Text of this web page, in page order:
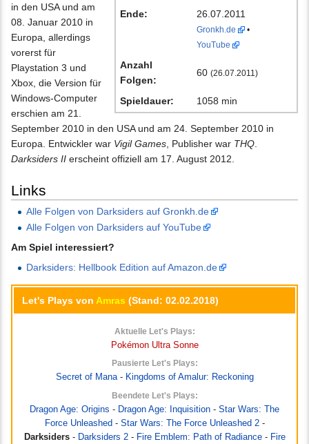
Ende: 26.07.2011
Gronkh.de
•
YouTube
Anzahl
Folgen:
60 (26.07.2011)
Spieldauer: 1058 min
in den USA und am
08. Januar 2010 in
Europa, allerdings
vorerst für
Playstation 3 und
Xbox, die Version für
Windows-Computer
erschien am 21.
September 2010 in den USA und am 24. September 2010 in
Europa. Entwickler war Vigil Games , Publisher war THQ
Darksiders II erscheint offiziell am 17. August 2012.
Links
Alle Folgen von Darksiders auf Gronkh.de
Alle Folgen von Darksiders auf YouTube
Am Spiel interessiert?
Darksiders: Hellbook Edition auf Amazon.de
Let's Plays von Amras (Stand: 02.02.2018)
Aktuelle Let's Plays:
Pokémon Ultra Sonne
Pausierte Let's Plays:
Secret of Mana- Kingdoms of Amalur: Reckoning
Beendete Let's Plays:
Dragon Age: Origins - Dragon Age: Inquisition - Star Wars: The
Force Unleashed - Star Wars: The Force Unleashed 2-
Darksiders- Darksiders 2- Fire Emblem: Path of Radiance- Fire